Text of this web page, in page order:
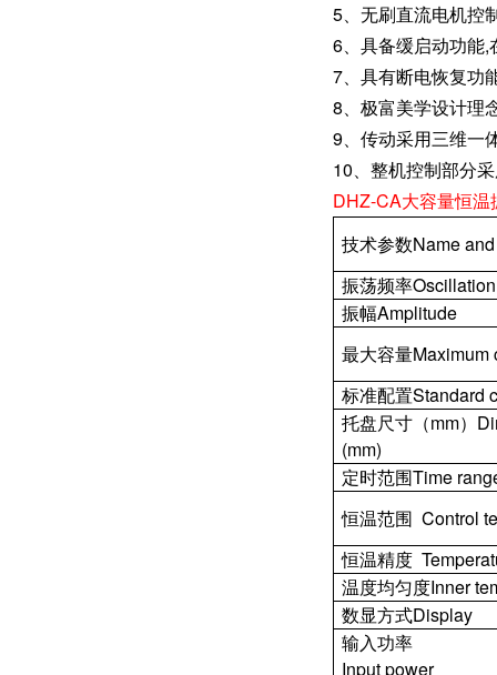
5、无刷直流电机控
6、具备缓启动功能
7、具有断电恢复功
8、极富美学设计理
9、传动采用三维一
10、整机控制部分
DHZ-CA大容量恒
技术参数Name
振荡频率
振幅Amplitude
最大容量Maximum
标准配置Standard
托盘尺寸（mm）
(mm)
定时范围Time
恒温范围 Control
恒温精度
温度均匀度Inner
数显方式Display
输入功率
Input power